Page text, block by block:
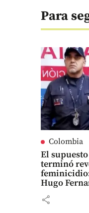
Para
Colombia
El
terminó
Hugo
Bogotá
share